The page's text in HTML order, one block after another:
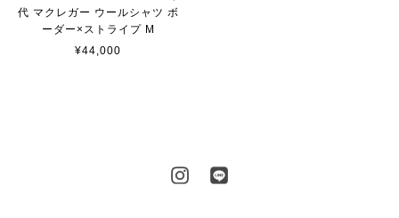
代 マクレガー ウールシャツ ボ
ーダー×ストライプ M
¥44,000